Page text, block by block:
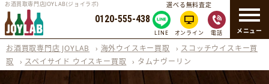
メニュー
お酒買取専門店JOYLAB(ジョイラボ)
0120-555-438
選べる無料査定
LINE オンライン 電話
お酒買取専門店 JOYLAB › 海外ウイスキー買取 › スコッチウイスキー買
取
› スペイサイド ウイスキー買取 › タムナヴーリン